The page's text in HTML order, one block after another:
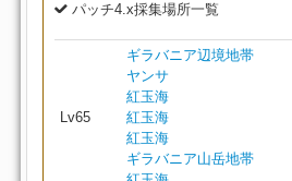
パッチ4.x採集場所一覧
Lv65
ギラバニア辺境地帯
ヤンサ
紅玉海
紅玉海
紅玉海
ギラバニア山岳地帯